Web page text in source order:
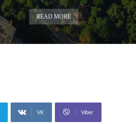
READ MORE
VK Viber